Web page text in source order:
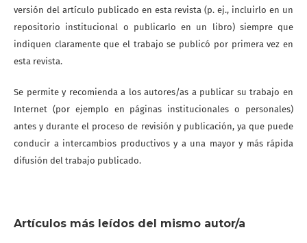
versión del artículo publicado en esta revista (p. ej., incluirlo en un
repositorio institucional o publicarlo en un libro) siempre que
indiquen claramente que el trabajo se publicó por primera vez en
esta revista.
Se permite y recomienda a los autores/as a publicar su trabajo en
Internet (por ejemplo en páginas institucionales o personales)
antes y durante el proceso de revisión y publicación, ya que puede
conducir a intercambios productivos y a una mayor y más rápida
difusión del trabajo publicado.
Artículos más leídos del mismo autor/a